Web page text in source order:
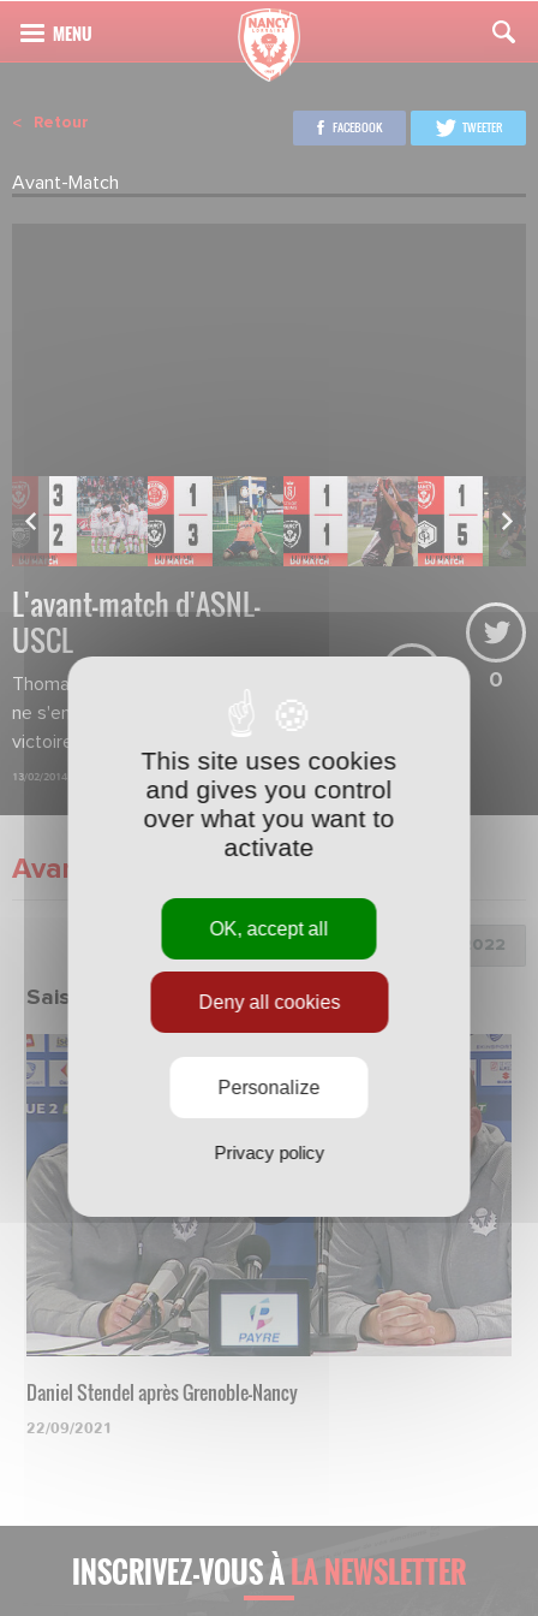
Retour
Avant-Match
FACEBOOK TWEETER
L'avant-match d'ASNL-
USCL
Thomas Ayasse et François Bellugou
ne s'enflamment pas après la
victoire à Tours.
13/02/2014
0
Avant-Match
Choix de la saison :
Saison 2021/2022
Daniel Stendel après Grenoble-Nancy
22/09/2021
INSCRIVEZ-VOUS ÀLA NEWSLETTER
This site uses cookies
and gives you control
over what you want to
activate
OK, accept all
Deny all cookies
Personalize
Privacy policy